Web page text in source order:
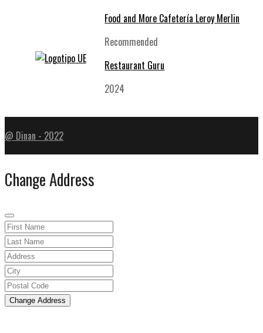
Food and More Cafetería Leroy Merlin
Recommended
Restaurant Guru
2024
@ Dinan - 2022
Change Address
Change Address